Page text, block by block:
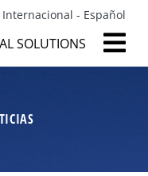
Internacional - Español
SOLUTIONS